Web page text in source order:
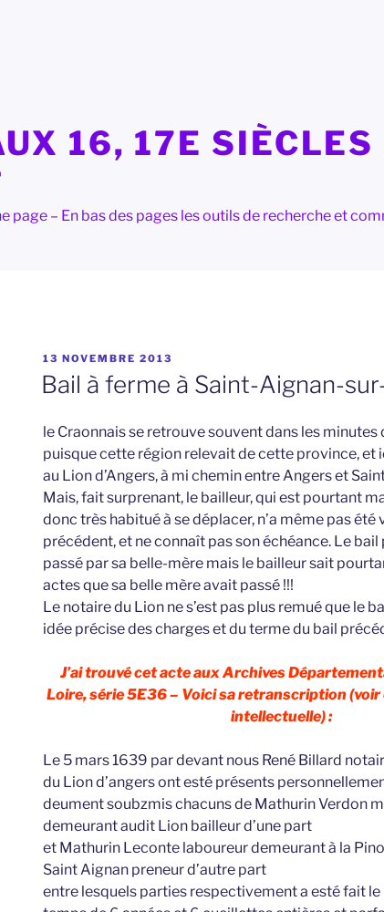
16, 17E SIÈCLES
– En bas des pages les outils de recherche et
PUBLIÉ
LE
13 NOVEMBRE 2013
Bail à ferme à Saint-Aignan-
le Craonnais se retrouve souvent dans les minutes
puisque cette région relevait de cette province, et
au Lion d’Angers, à mi chemin entre Angers et
Mais, fait surprenant, le bailleur, qui est pourtant
donc très habitué à se déplacer, n’a même pas été
précédent, et ne connaît pas son échéance. Le
passé par sa belle-mère mais le bailleur sait
actes que sa belle mère avait passé !!!
Le notaire du Lion ne s’est pas plus remué que le
idée précise des charges et du terme du bail
J’ai trouvé cet acte aux Archives
Loire, série 5E36 – Voici sa retranscription
intellectuelle) :
Le 5 mars 1639 par devant nous René Billard
du Lion d’angers ont esté présents
deument soubzmis chacuns de Mathurin Verdon
demeurant audit Lion bailleur d’une part
et Mathurin Leconte laboureur demeurant à la
Saint Aignan preneur d’autre part
entre lesquels parties respectivement a esté fait